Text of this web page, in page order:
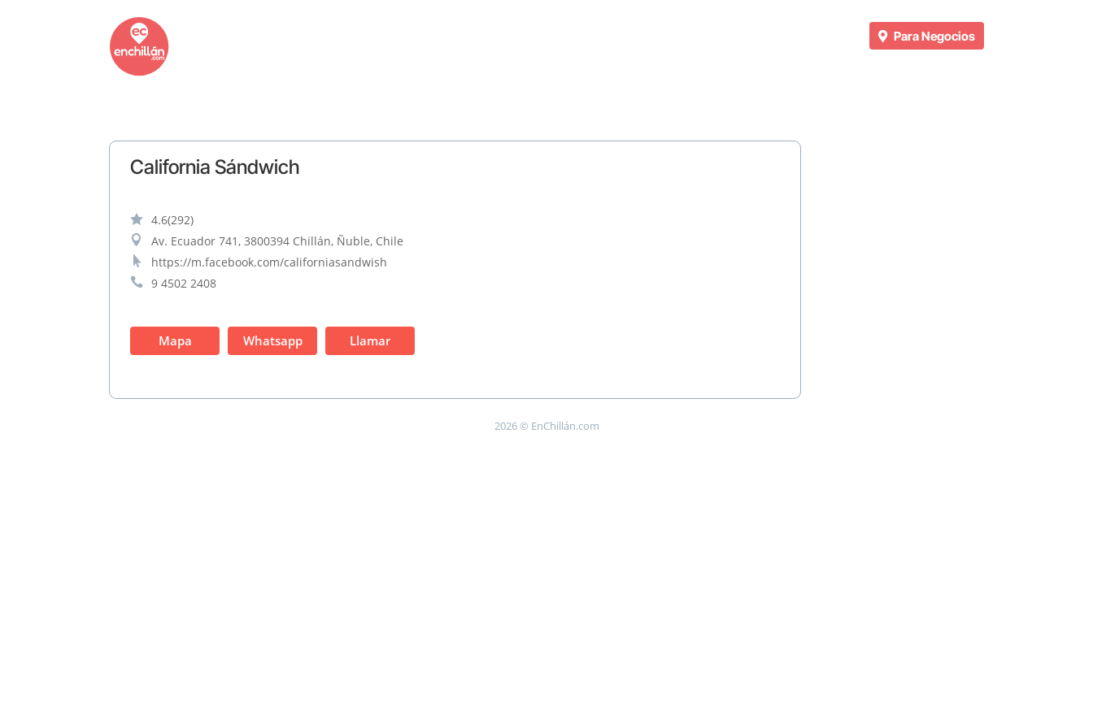
Para Negocios
California Sándwich
 4.6(292)
 Av. Ecuador 741, 3800394 Chillán, Ñuble, Chile
 https://m.facebook.com/californiasandwish
 9 4502 2408
Mapa Whatsapp Llamar
2026 © EnChillán.com